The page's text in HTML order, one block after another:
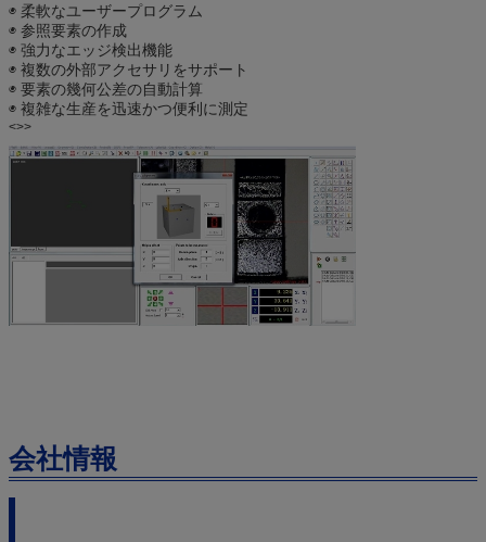
◉ 柔軟なユーザープログラム
◉ 参照要素の作成
◉ 強力なエッジ検出機能
◉ 複数の外部アクセサリをサポート
◉ 要素の幾何公差の自動計算
◉ 複雑な生産を迅速かつ便利に測定
<>>
会社情報